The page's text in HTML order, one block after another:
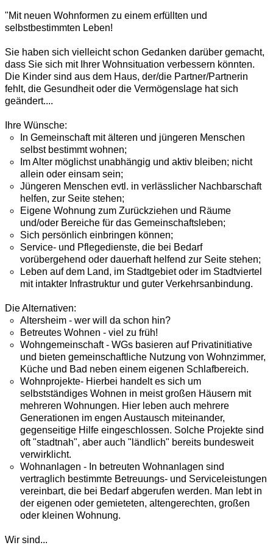
"Mit neuen Wohnformen zu einem erfüllten und
selbstbestimmten Leben!
Sie haben sich vielleicht schon Gedanken darüber gemacht,
dass Sie sich mit Ihrer Wohnsituation verbessern könnten.
Die Kinder sind aus dem Haus, der/die Partner/Partnerin
fehlt, die Gesundheit oder die Vermögenslage hat sich
geändert....
Ihre Wünsche:
In Gemeinschaft mit älteren und jüngeren Menschen
selbst bestimmt wohnen;
Im Alter möglichst unabhängig und aktiv bleiben; nicht
allein oder einsam sein;
Jüngeren Menschen evtl. in verlässlicher Nachbarschaft
helfen, zur Seite stehen;
Eigene Wohnung zum Zurückziehen und Räume
und/oder Bereiche für das Gemeinschaftsleben;
Sich persönlich einbringen können;
Service- und Pflegedienste, die bei Bedarf
vorübergehend oder dauerhaft helfend zur Seite stehen;
Leben auf dem Land, im Stadtgebiet oder im Stadtviertel
mit intakter Infrastruktur und guter Verkehrsanbindung.
Die Alternativen:
Altersheim - wer will da schon hin?
Betreutes Wohnen - viel zu früh!
Wohngemeinschaft - WGs basieren auf Privatinitiative
und bieten gemeinschaftliche Nutzung von Wohnzimmer,
Küche und Bad neben einem eigenen Schlafbereich.
Wohnprojekte- Hierbei handelt es sich um
selbstständiges Wohnen in meist großen Häusern mit
mehreren Wohnungen. Hier leben auch mehrere
Generationen im engen Austausch miteinander,
gegenseitige Hilfe eingeschlossen. Solche Projekte sind
oft "stadtnah", aber auch "ländlich" bereits bundesweit
verwirklicht.
Wohnanlagen - In betreuten Wohnanlagen sind
vertraglich bestimmte Betreuungs- und Serviceleistungen
vereinbart, die bei Bedarf abgerufen werden. Man lebt in
der eigenen oder gemieteten, altengerechten, großen
oder kleinen Wohnung.
Wir sind...